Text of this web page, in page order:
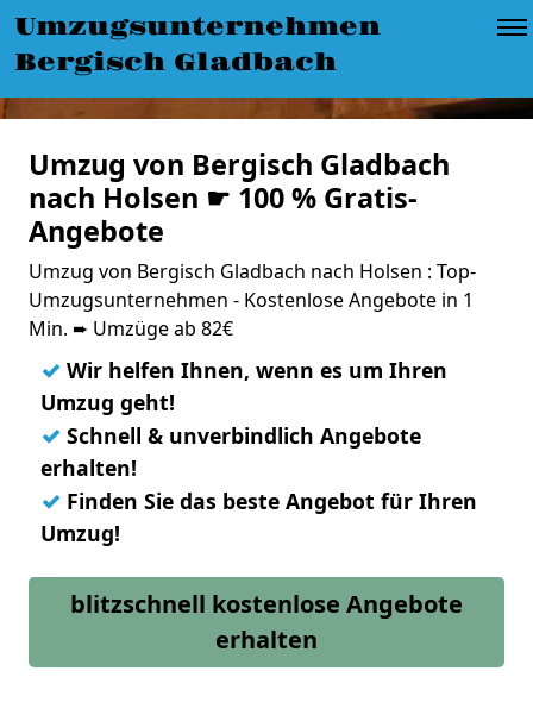
Umzugsunternehmen
Bergisch Gladbach
Umzug von Bergisch Gladbach
nach Holsen ☛ 100 % Gratis-
Angebote
Umzug von Bergisch Gladbach nach Holsen : Top-
Umzugsunternehmen - Kostenlose Angebote in 1
Min. ➨ Umzüge ab 82€
✓ Wir helfen Ihnen, wenn es um Ihren
Umzug geht!
✓ Schnell & unverbindlich Angebote
erhalten!
✓ Finden Sie das beste Angebot für Ihren
Umzug!
blitzschnell kostenlose Angebote
erhalten